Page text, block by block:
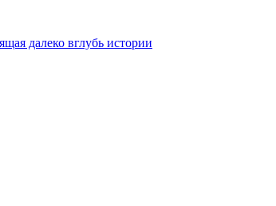
далеко вглубь истории